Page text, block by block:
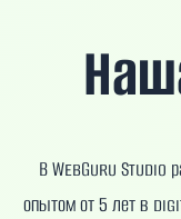
В WebGuru Studio
опытом от 5 лет в